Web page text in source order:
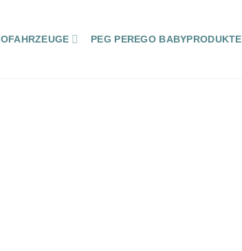
PEG PEREGO BABYPRODUKTE